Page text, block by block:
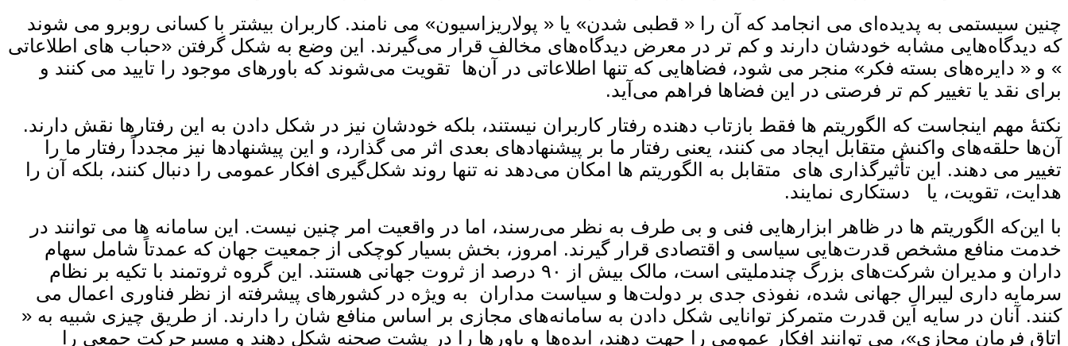
چنین سیستمی به پدیده‌ای می ‌انجامد که آن را « قطبی ‌شدن» یا « پولاریزاسیون» می ‌نامند. کاربران بیشتر با کسانی روبرو می ‌شوند
که دیدگاه‌هایی مشابه خودشان دارند و کم‌ تر در معرض دیدگاه‌های مخالف قرار می‌گیرند. این وضع به شکل‌ گرفتن «حباب‌ های اطلاعاتی
» و « دایره‌های بسته فکر» منجر می ‌شود، فضاهایی که تنها اطلاعاتی در آن‌ها تقویت می‌شوند که باورهای موجود را تایید می ‌کنند و
برای نقد یا تغییر کم ‌تر فرصتی در این فضاها فراهم می‌آید.
نکتهٔ مهم اینجاست که الگوریتم‌ ها فقط بازتاب ‌دهنده رفتار کاربران نیستند، بلکه خودشان نیز در شکل‌ دادن به این رفتارها نقش دارند.
آن‌ها حلقه‌های واکنش متقابل ایجاد می‌ کنند، یعنی رفتار ما بر پیشنهادهای بعدی اثر می ‌گذارد، و این پیشنهادها نیز مجدداً رفتار ما را
تغییر می ‌دهند. این تأثیرگذاری ‌های متقابل به الگوریتم‌ ها امکان می‌دهد نه تنها روند شکل‌گیری افکار عمومی را دنبال کنند، بلکه آن را
هدایت، تقویت، یا دستکاری نمایند.
با این‌که الگوریتم‌ ها در ظاهر ابزارهایی فنی و بی ‌طرف به ‌نظر می‌رسند، اما در واقعیت امر چنین نیست. این سامانه‌ ها می ‌توانند در
خدمت منافع مشخص قدرت‌هایی سیاسی و اقتصادی قرار گیرند. امروز، بخش بسیار کوچکی از جمعیت جهان که عمدتاً شامل سهام‌
داران و مدیران شرکت‌های بزرگ چندملیتی است، مالک بیش از ۹۰ درصد از ثروت جهانی هستند. این گروه ثروتمند با تکیه بر نظام
سرمایه‌ داری لیبرالِ جهانی ‌شده، نفوذی جدی بر دولت‌ها و سیاست‌ مداران به‌ ویژه در کشورهای پیشرفته از نظر فناوری اعمال می
‌کنند. آنان در سایه این قدرت متمرکز توانایی شکل دادن به سامانه‌های مجازی بر اساس منافع‌ شان را دارند. از طریق چیزی شبیه به «
اتاق فرمان مجازی»، می‌ توانند افکار عمومی را جهت دهند، ایده‌ها و باورها را در پشت ‌صحنه شکل دهند و مسیرحرکت جمعی را